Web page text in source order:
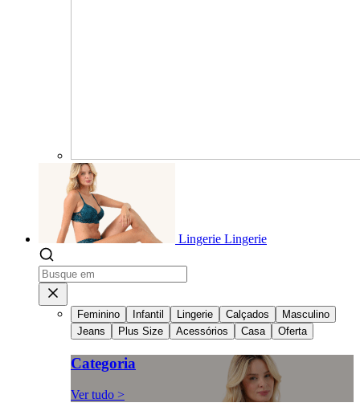
Lingerie Lingerie
Feminino Infantil Lingerie Calçados
Masculino
Jeans
Plus Size Acessórios Casa Oferta
Categoria
Ver tudo >